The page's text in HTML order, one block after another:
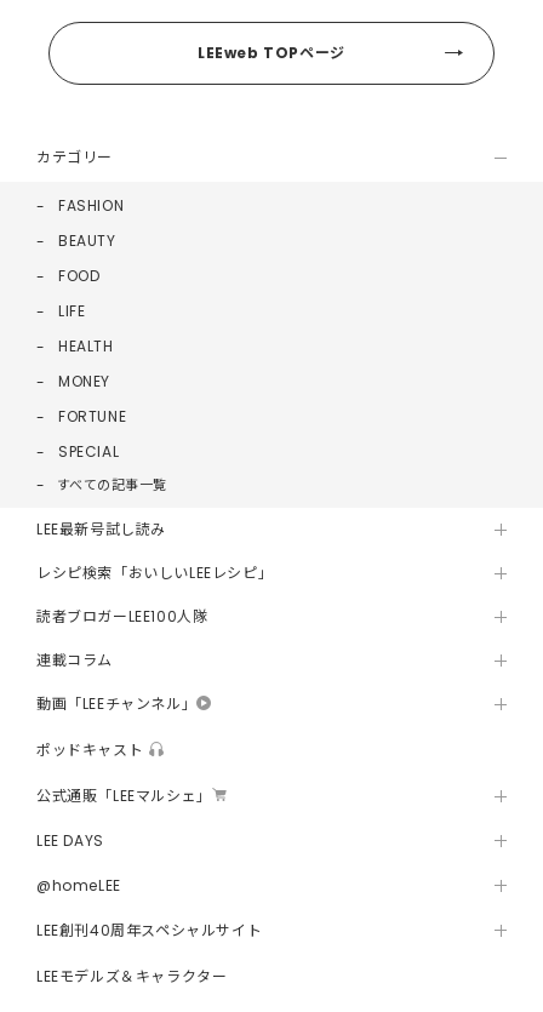
LEEweb TOPページ
カテゴリー
FASHION
BEAUTY
FOOD
LIFE
HEALTH
MONEY
FORTUNE
SPECIAL
すべての記事一覧
LEE最新号試し読み
レシピ検索「おいしいLEEレシピ」
読者ブロガーLEE100人隊
連載コラム
動画「LEEチャンネル」
ポッドキャスト
公式通販「LEEマルシェ」
LEE DAYS
@homeLEE
LEE創刊40周年スペシャルサイト
LEEモデルズ＆キャラクター